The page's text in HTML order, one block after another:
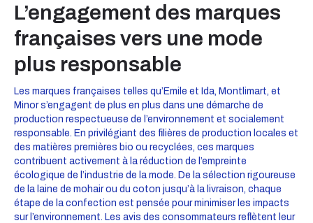
L’engagement des marques
françaises vers une mode
plus responsable
Les marques françaises telles qu’Emile et Ida, Montlimart, et
Minor s’engagent de plus en plus dans une démarche de
production respectueuse de l’environnement et socialement
responsable. En privilégiant des filières de production locales et
des matières premières bio ou recyclées, ces marques
contribuent activement à la réduction de l’empreinte
écologique de l’industrie de la mode. De la sélection rigoureuse
de la laine de mohair ou du coton jusqu’à la livraison, chaque
étape de la confection est pensée pour minimiser les impacts
sur l’environnement. Les avis des consommateurs reflètent leur